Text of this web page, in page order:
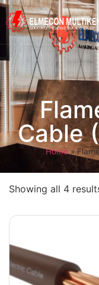
Cable
Home »
Showing all 4